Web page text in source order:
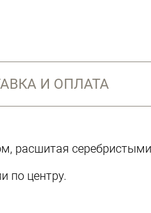
И ОПЛАТА
расшитая
по центру.